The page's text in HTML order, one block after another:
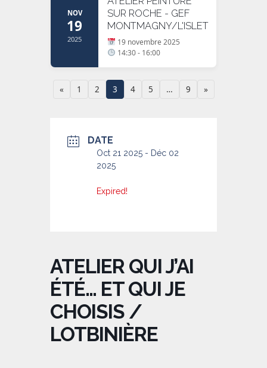
NOV
19
2025
SUR ROCHE - GEF
MONTMAGNY/L'ISLET
19 novembre 2025
14:30 - 16:00
« 1 2 3 4 5 … 9 »
DATE
Oct 21 2025 - Déc 02
2025
Expired!
ATELIER QUI J’AI
ÉTÉ… ET QUI JE
CHOISIS /
LOTBINIÈRE